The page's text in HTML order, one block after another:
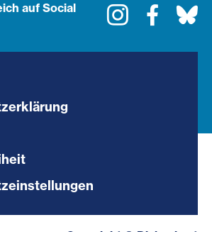
auf Social
Instagram